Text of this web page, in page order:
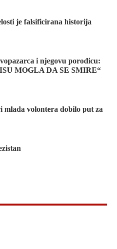
je falsificirana historija
i njegovu porodicu:
MOGLA DA SE SMIRE“
mlada volontera dobilo put za